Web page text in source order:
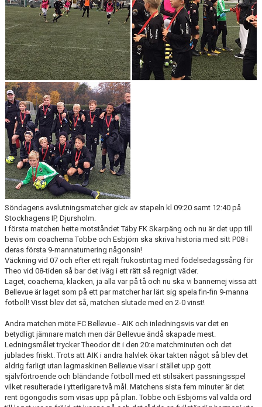
KLÄDBESTÄLLNING
SPONSORER
KLUBBMAGASIN
NATIONELLA SPELFORMER
PROVTRÄNING
SKADEBEHANDLING
VÄRDEGRUND
FOTBOLLSCAMP 2026
TRÄNARUTBILDNING
SUPPORTERPRYLAR
GÅBOLL
PROJEKT
DOMARE
GYMKORT NORDIC WELLNESS
FYSTRÄNING
POLICY SOCIALA MEDIER
Söndagens avslutningsmatcher gick av stapeln kl 09:20 samt 12:40 på
Stockhagens IP, Djursholm.
I första matchen hette motståndet Täby FK Skarpäng och nu är det upp till
bevis om coacherna Tobbe och Esbjörn ska skriva historia med sitt P08 i
deras första 9-mannaturnering någonsin!
Väckning vid 07 och efter ett rejält frukostintag med födelsedagssång för
Theo vid 08-tiden så bar det iväg i ett rätt så regnigt väder.
Laget, coacherna, klacken, ja alla var på tå och nu ska vi bannemej vissa att
Bellevue är laget som på ett par matcher har lärt sig spela fin-fin 9-manna
fotboll! Visst blev det så, matchen slutade med en 2-0 vinst!
Andra matchen möte FC Bellevue - AIK och inledningsvis var det en
betydligt jämnare match men där Bellevue ändå skapade mest.
Ledningsmålet trycker Theodor dit i den 20:e matchminuten och det
jublades friskt. Trots att AIK i andra halvlek ökar takten något så blev det
aldrig farligt utan lagmaskinen Bellevue visar i stället upp gott
självförtroende och bländande fotboll med ett stilsäkert passningsspel
vilket resulterade i ytterligare två mål. Matchens sista fem minuter är det
rent ögongodis som visas upp på plan. Tobbe och Esbjörns väl valda ord